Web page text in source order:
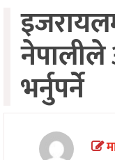
प्रदेश
राजनीति
अर्थतन्त्र
अन्तर्राष्ट्रिय
भर्नुपर्ने